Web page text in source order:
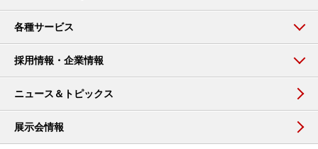
各種サービス
採用情報・企業情報
ニュース＆トピックス
展示会情報